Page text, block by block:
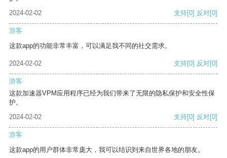
2024-02-02
支持[0] 反对[0]
游客
这款app的功能非常丰富，可以满足我不同的社交需求。
2024-02-02 支持[0] 反对[0]
游客
这款加速器VPM应用程序已经为我们带来了无限的隐私保护和安全性保
护。
2024-02-02
支持[0] 反对[0]
游客
这款app的用户群体非常庞大，我可以结识到来自世界各地的朋友。